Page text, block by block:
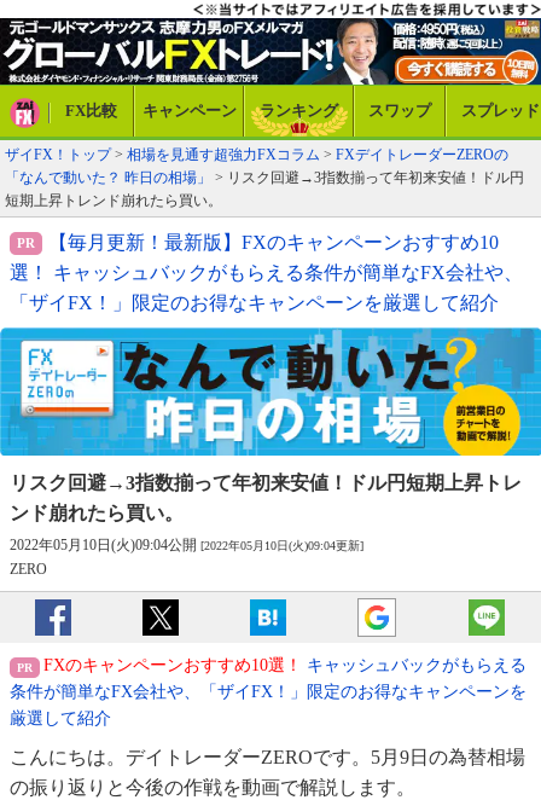
FX比較 キャンペーン ランキング スワップ スプレッド
ザイFX！トップ> 相場を見通す超強力FXコラム > FXデイトレーダーZEROの
「なんで動いた？ 昨日の相場」
> リスク回避→3指数揃って年初来安値！ドル円
短期上昇トレンド崩れたら買い。
【毎月更新！最新版】FXのキャンペーンおすすめ10
選！ キャッシュバックがもらえる条件が簡単なFX会社や、
「ザイFX！」限定のお得なキャンペーンを厳選して紹介
リスク回避→3指数揃って年初来安値！
ドル円短期上昇トレ
ンド崩れたら買い。
2022年05月10日(火)09:04公開 [2022年05月10日(火)09:04更新]
ZERO
FXのキャンペーンおすすめ10選！
キャッシュバックがもらえる
条件が簡単なFX会社や、「ザイFX！」限定のお得なキャンペーンを
厳選して紹介
こんにちは。デイトレーダーZEROです。5月9日の為替相場
の振り返りと今後の作戦を動画で解説します。